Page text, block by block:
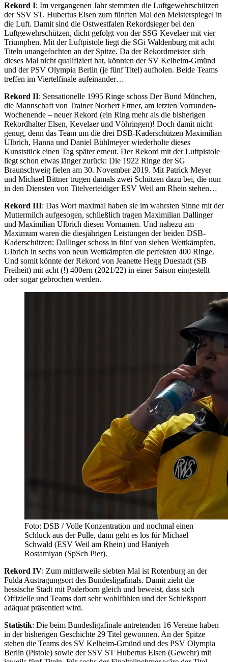
Rekord I: Im vergangenen Jahr stemmten die Luftgewehrschützen
der SSV ST. Hubertus Elsen zum fünften Mal den Meisterspiegel in
die Luft. Damit sind die Ostwestfalen Rekordsieger bei den
Luftgewehrschützen, dicht gefolgt von der SSG Kevelaer mit vier
Triumphen. Mit der Luftpistole liegt die SGi Waldenburg mit acht
Titeln unangefochten an der Spitze. Da der Rekordmeister sich
dieses Mal nicht qualifiziert hat, könnten der SV Kelheim-Gmünd
und der PSV Olympia Berlin (je fünf Titel) aufholen. Beide Teams
treffen im Viertelfinale aufeinander…
Rekord II: Sensationelle 1995 Ringe schoss Der Bund München,
die Mannschaft von Trainer Norbert Ettner, am letzten Vorrunden-
Wochenende – neuer Rekord (ein Ring mehr als die bisherigen
Rekordhalter Elsen, Kevelaer und Vöhringen)! Doch damit nicht
genug, denn das Team um die drei DSB-Kaderschützen Maximilian
Ulbrich, Hanna und Daniel Bühlmeyer wiederholte dieses
Kunststück einen Tag später erneut. Der Rekord mit der Luftpistole
liegt schon etwas länger zurück: Die 1922 Ringe der SG
Braunschweig fielen am 30. November 2019. Mit Patrick Meyer
und Michael Bittner trugen damals zwei Schützen dazu bei, die nun
in den Diensten von Titelverteidiger ESV Weil am Rhein stehen…
Rekord III: Das Wort maximal haben sie im wahrsten Sinne mit der
Muttermilch aufgesogen, schließlich tragen Maximilian Dallinger
und Maximilian Ulbrich diesen Vornamen. Und nahezu am
Maximum waren die diesjährigen Leistungen der beiden DSB-
Kaderschützen: Dallinger schoss in fünf von sieben Wettkämpfen,
Ulbrich in sechs von neun Wettkämpfen die perfekten 400 Ringe.
Und somit könnte der Rekord von Jeanette Hegg Duestadt (SB
Freiheit) mit acht (!) 400ern (2021/22) in einer Saison eingestellt
oder sogar gebrochen werden.
Foto: DSB / Volle Konzentration und nochmal einen
Schluck aus der Pulle, dann geht es los für Michael
Schwald (ESV Weil am Rhein) und Haniyeh
Rostamiyan (SpSch Pier).
Rekord IV: Zum mittlerweile siebten Mal ist Rotenburg an der
Fulda Austragungsort des Bundesligafinals. Damit zieht die
hessische Stadt mit Paderborn gleich und beweist, dass sich
Offizielle und Teams dort sehr wohlfühlen und der Schießsport
adäquat präsentiert wird.
Statistik: Die beim Bundesligafinale antretenden 16 Vereine haben
in der bisherigen Geschichte 29 Titel gewonnen. An der Spitze
stehen die Teams des SV Kelheim-Gmünd und des PSV Olympia
Berlin (Pistole) sowie der SSV ST Hubertus Elsen (Gewehr) mit